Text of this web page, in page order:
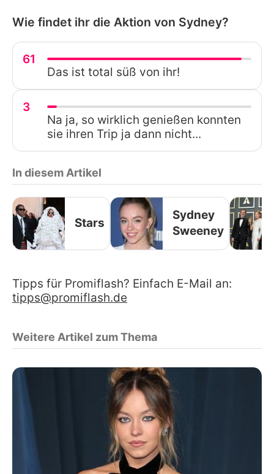
Wie findet ihr die Aktion von Sydney?
61
Das ist total süß von ihr!
3
Na ja, so wirklich genießen konnten
sie ihren Trip ja dann nicht...
In diesem Artikel
Stars
Sydney
Sweeney
Tipps für Promiflash? Einfach E-Mail an:
tipps@promiflash.de
Weitere Artikel zum Thema